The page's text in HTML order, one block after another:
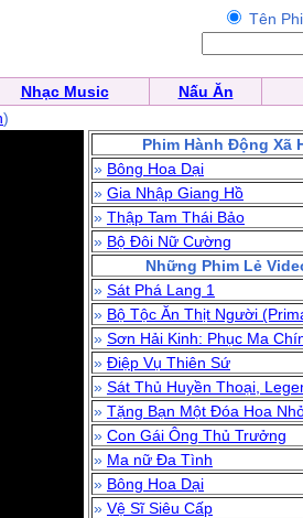
Tên
Nhạc Music Nấu Ăn
)
Phim Hành Động Xã
» Bông Hoa Dại
» Gia Nhập Giang Hồ
» Thập Tam Thái Bảo
» Bộ Đôi Nữ Cường
Những Phim Lẻ
» Sát Phá Lang 1
» Bộ Tộc Ăn Thịt Người
» Sơn Hải Kinh: Phục Ma
» Điệp Vụ Thiên Sứ
» Sát Thủ Huyền Thoại,
» Tặng Bạn Một Đóa Hoa
» Con Gái Ông Thủ Trưởng
» Ma nữ Đa Tình
» Bông Hoa Dại
» Vệ Sĩ Siêu Cấp